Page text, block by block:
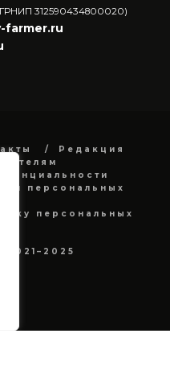
312590434800020)
farmer.ru
Редакция
персональных
персональных